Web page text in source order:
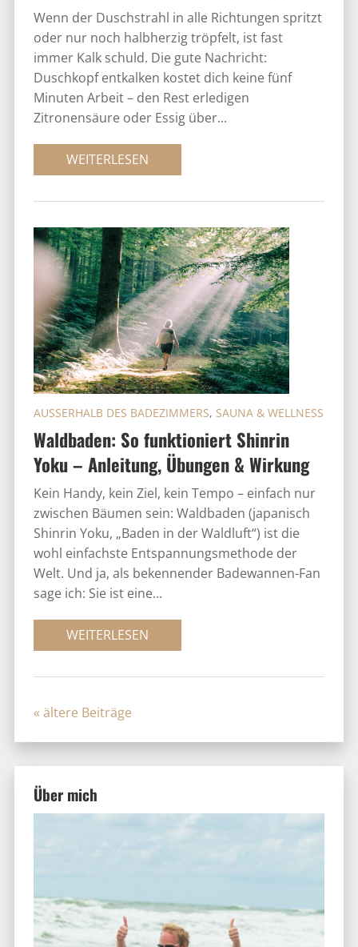
Wenn der Duschstrahl in alle Richtungen spritzt
oder nur noch halbherzig tröpfelt, ist fast
immer Kalk schuld. Die gute Nachricht:
Duschkopf entkalken kostet dich keine fünf
Minuten Arbeit – den Rest erledigen
Zitronensäure oder Essig über...
WEITERLESEN
Waldbaden: So funktioniert Shinrin
Yoku – Anleitung, Übungen & Wirkung
AUSSERHALB DES BADEZIMMERS , SAUNA & WELLNESS
Kein Handy, kein Ziel, kein Tempo – einfach nur
zwischen Bäumen sein: Waldbaden (japanisch
Shinrin Yoku, „Baden in der Waldluft“) ist die
wohl einfachste Entspannungsmethode der
Welt. Und ja, als bekennender Badewannen-Fan
sage ich: Sie ist eine...
WEITERLESEN
Über mich